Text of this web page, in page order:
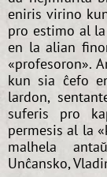
eniris virino
pro estimo al
en la alian
«profesoron».
kun sia ĉefo
lardon,
suferis pro
permesis al la
malhela
Unĉansko,